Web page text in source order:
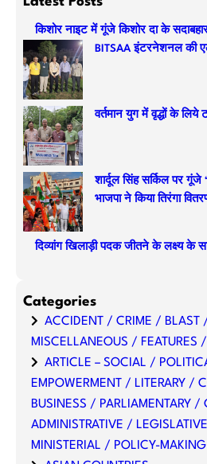
c
h
किशोर नाइट में गूंजे किशोर दा के
BITSAA इंटरनेशनल की
वर्तमान युग में वृद्धों के
शार्दूल सिंह सर्किल पर गूंजे
भाजपा ने किया तिरंगा
दिव्यांग खिलाड़ी पदक जीतने के लक्ष्य के
Categories
ACCIDENT / CRIME / BLAST
MISCELLANEOUS / FEATURES
ARTICLE – SOCIAL /
EMPOWERMENT / LITERARY /
BUSINESS / PARLIAMENTARY
ADMINISTRATIVE /
MINISTERIAL / POLICY-MAKING